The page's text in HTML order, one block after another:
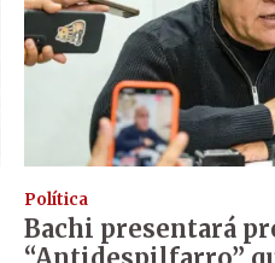
Política
Bachi presentará